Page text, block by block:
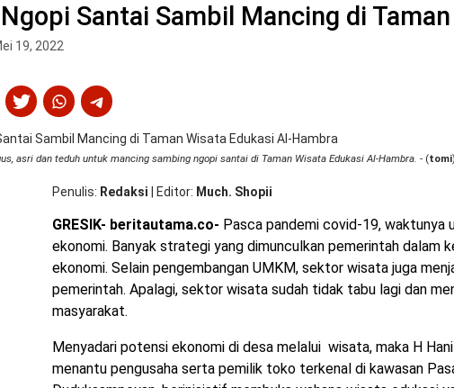
Santai Sambil Mancing di
19, 2022
asri dan teduh untuk mancing sambing ngopi santai di Taman Wisata Edukasi Al-Hambra. - (tomi)
Penulis Redaksi Editor Much. Shopii
GRESIK- beritautama.co- Pasca pandemi covid-19, waktunya
ekonomi. Banyak strategi yang dimunculkan pemerintah dalam
ekonomi. Selain pengembangan UMKM, sektor wisata juga
pemerintah. Apalagi, sektor wisata sudah tidak tabu lagi dan
masyarakat.
Menyadari potensi ekonomi di desa melalui wisata, maka H
menantu pengusaha serta pemilik toko terkenal di kawasan